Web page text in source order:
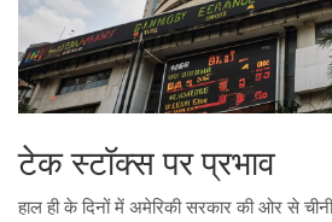
टेक स्टॉक्स पर प्रभाव
हाल ही के दिनों में अमेरिकी सरकार की ओर से चीनी